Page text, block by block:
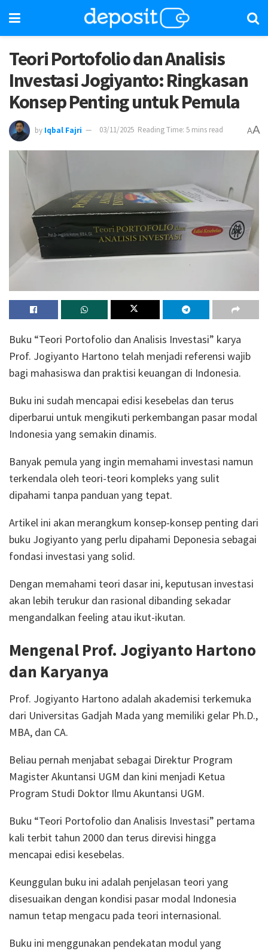
Teori Portofolio dan Analisis
Investasi Jogiyanto: Ringkasan
Konsep Penting untuk Pemula
by Iqbal Fajri 03/11/2025 Reading Time: 5 mins read AA
Buku “Teori Portofolio dan Analisis Investasi” karya
Prof. Jogiyanto Hartono telah menjadi referensi wajib
bagi mahasiswa dan praktisi keuangan di Indonesia.
Buku ini sudah mencapai edisi kesebelas dan terus
diperbarui untuk mengikuti perkembangan pasar modal
Indonesia yang semakin dinamis.
Banyak pemula yang ingin memahami investasi namun
terkendala oleh teori-teori kompleks yang sulit
dipahami tanpa panduan yang tepat.
Artikel ini akan merangkum konsep-konsep penting dari
buku Jogiyanto yang perlu dipahami Deponesia sebagai
fondasi investasi yang solid.
Dengan memahami teori dasar ini, keputusan investasi
akan lebih terukur dan rasional dibanding sekadar
mengandalkan feeling atau ikut-ikutan.
Mengenal Prof. Jogiyanto Hartono
dan Karyanya
Prof. Jogiyanto Hartono adalah akademisi terkemuka
dari Universitas Gadjah Mada yang memiliki gelar Ph.D.,
MBA, dan CA.
Beliau pernah menjabat sebagai Direktur Program
Magister Akuntansi UGM dan kini menjadi Ketua
Program Studi Doktor Ilmu Akuntansi UGM.
Buku “Teori Portofolio dan Analisis Investasi” pertama
kali terbit tahun 2000 dan terus direvisi hingga
mencapai edisi kesebelas.
Keunggulan buku ini adalah penjelasan teori yang
disesuaikan dengan kondisi pasar modal Indonesia
namun tetap mengacu pada teori internasional.
Buku ini menggunakan pendekatan modul yang